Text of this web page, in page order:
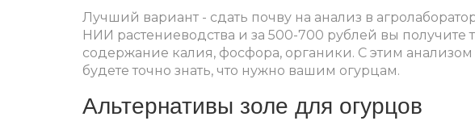
Лучший вариант - сдать почву на анализ в
НИИ растениеводства и за 500-700 рублей вы получите
содержание калия, фосфора, органики. С этим анализом
будете точно знать, что нужно вашим огурцам.
Альтернативы золе для огурцов